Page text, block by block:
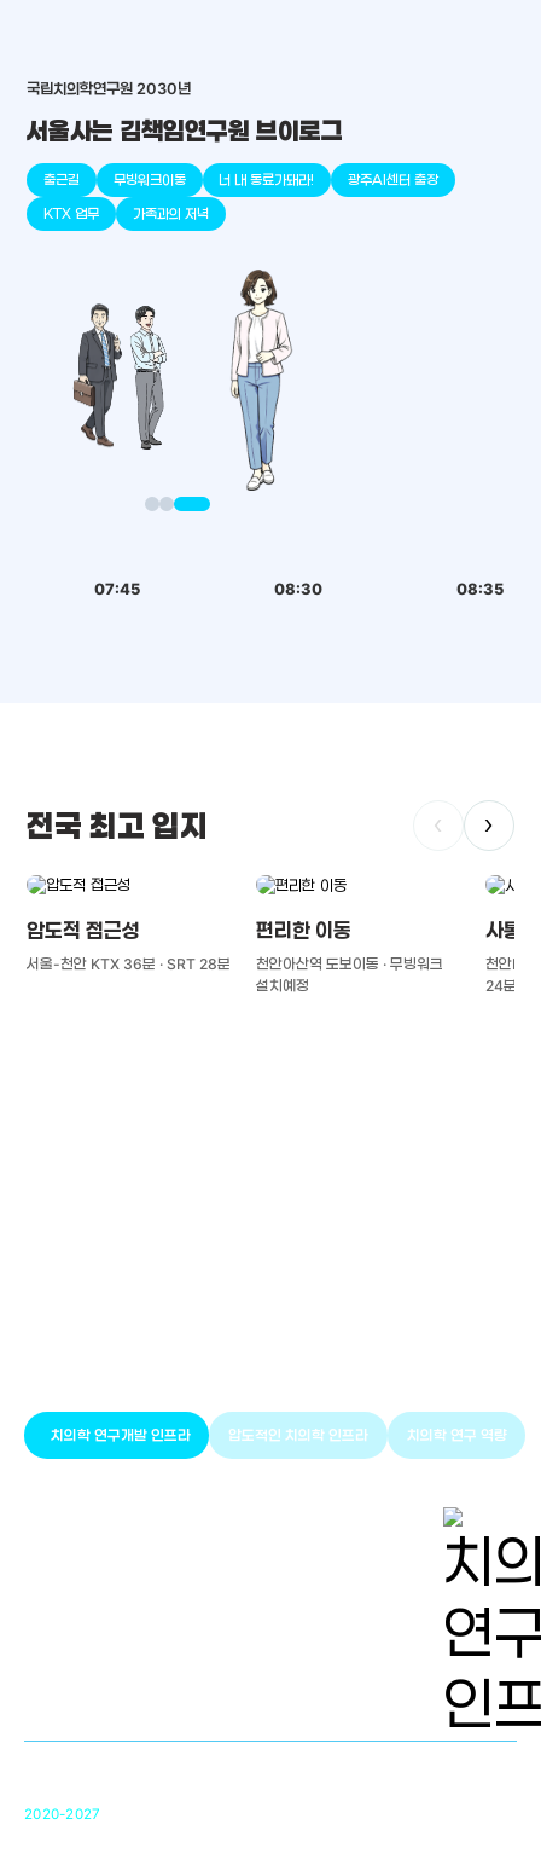
arrow_selector_tool
경기도
충청남도 대전광역시
place
천안
place
세종
place
판교
place
오송
place
대덕
place
원주
국립치의학연구원 2030년
서울사는 김책임연구원 브이로그
출근길 무빙워크이동 너 내 동료가돼라! 광주AI센터 출장
KTX 업무 가족과의 저녁
07:45 08:30 08:35
전국 최고 입지 ‹ ›
압도적 접근성
서울-천안 KTX 36분 · SRT 28분
편리한 이동
천안아산역 도보이동 · 무빙워크
설치예정
사통
천안IC(
24분
치의학 연구개발 인프라 압도적인 치의학 인프라 치의학 연구 역량
2020-2027